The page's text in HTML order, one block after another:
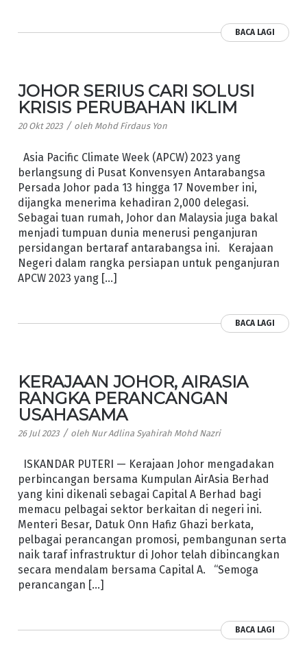
BACA LAGI
JOHOR SERIUS CARI SOLUSI
KRISIS PERUBAHAN IKLIM
20 Okt 2023 / oleh Mohd Firdaus Yon
Asia Pacific Climate Week (APCW) 2023 yang
berlangsung di Pusat Konvensyen Antarabangsa
Persada Johor pada 13 hingga 17 November ini,
dijangka menerima kehadiran 2,000 delegasi.
Sebagai tuan rumah, Johor dan Malaysia juga bakal
menjadi tumpuan dunia menerusi penganjuran
persidangan bertaraf antarabangsa ini. Kerajaan
Negeri dalam rangka persiapan untuk penganjuran
APCW 2023 yang […]
BACA LAGI
KERAJAAN JOHOR, AIRASIA
RANGKA PERANCANGAN
USAHASAMA
26 Jul 2023 / oleh Nur Adlina Syahirah Mohd Nazri
ISKANDAR PUTERI — Kerajaan Johor mengadakan
perbincangan bersama Kumpulan AirAsia Berhad
yang kini dikenali sebagai Capital A Berhad bagi
memacu pelbagai sektor berkaitan di negeri ini.
Menteri Besar, Datuk Onn Hafiz Ghazi berkata,
pelbagai perancangan promosi, pembangunan serta
naik taraf infrastruktur di Johor telah dibincangkan
secara mendalam bersama Capital A. “Semoga
perancangan […]
BACA LAGI